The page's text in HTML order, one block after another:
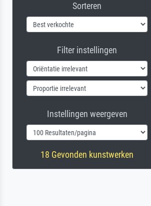
Sorteren
Filter instellingen
Instellingen weergeven
18 Gevonden kunstwerken